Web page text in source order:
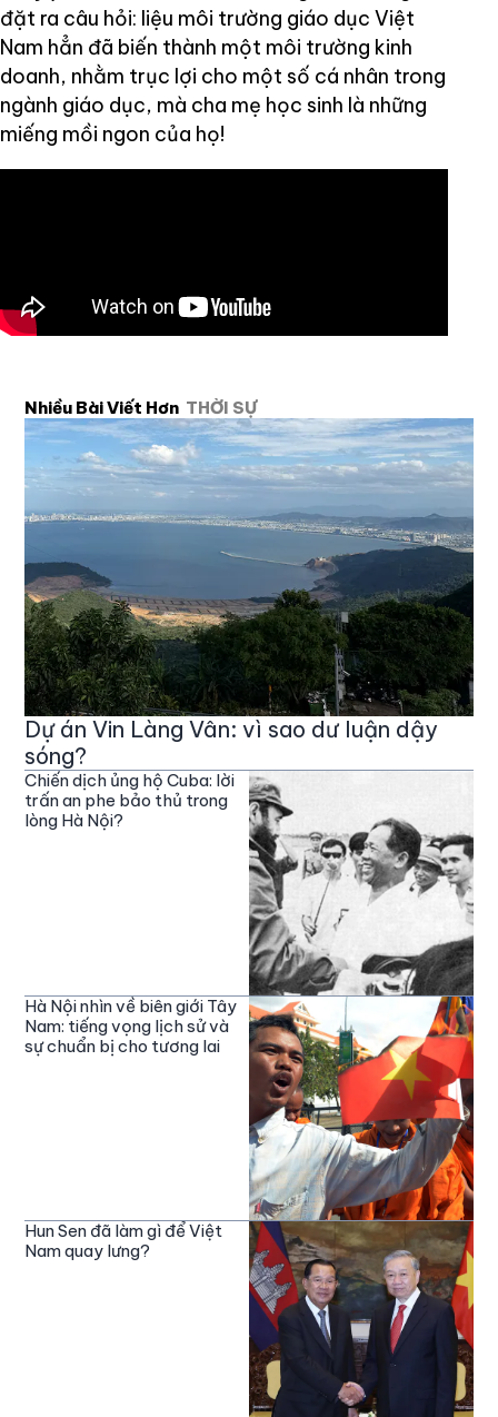
đặt ra câu hỏi: liệu môi trường giáo dục Việt
Nam hẳn đã biến thành một môi trường kinh
doanh, nhằm trục lợi cho một số cá nhân trong
ngành giáo dục, mà cha mẹ học sinh là những
miếng mồi ngon của họ!
Nhiều Bài Viết Hơn THỜI SỰ
Dự án Vin Làng Vân: vì sao dư luận dậy
sóng?
Chiến dịch ủng hộ Cuba: lời
trấn an phe bảo thủ trong
lòng Hà Nội?
Hà Nội nhìn về biên giới Tây
Nam: tiếng vọng lịch sử và
sự chuẩn bị cho tương lai
Hun Sen đã làm gì để Việt
Nam quay lưng?